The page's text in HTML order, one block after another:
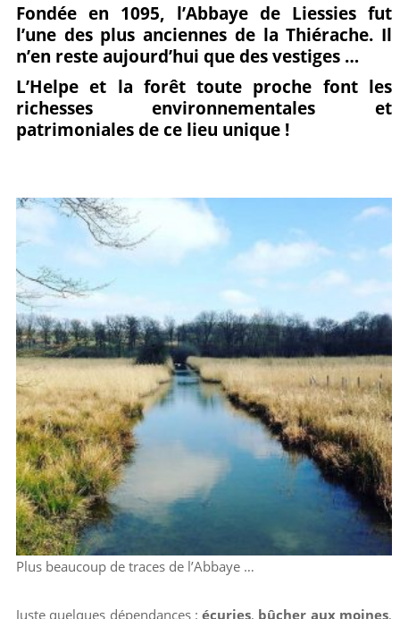
Facebook
sur it
Fondée en 1095, l’Abbaye de Liessies fut
l’une des plus anciennes de la Thiérache. Il
n’en reste aujourd’hui que des vestiges …
L’Helpe et la forêt toute proche font les
richesses environnementales et
patrimoniales de ce lieu unique !
Plus beaucoup de traces de l’Abbaye …
Juste quelques dépendances :écuries, bûcher aux moines,